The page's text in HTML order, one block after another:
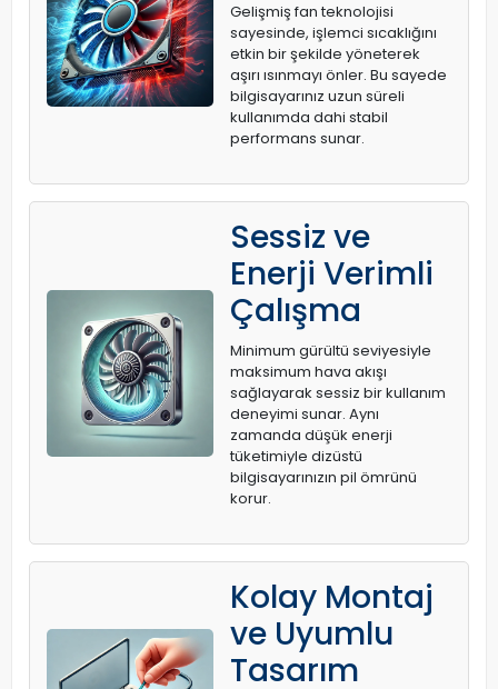
Gelişmiş fan teknolojisi
sayesinde, işlemci sıcaklığını
etkin bir şekilde yöneterek
aşırı ısınmayı önler. Bu sayede
bilgisayarınız uzun süreli
kullanımda dahi stabil
performans sunar.
Sessiz ve
Enerji Verimli
Çalışma
Minimum gürültü seviyesiyle
maksimum hava akışı
sağlayarak sessiz bir kullanım
deneyimi sunar. Aynı
zamanda düşük enerji
tüketimiyle dizüstü
bilgisayarınızın pil ömrünü
korur.
Kolay Montaj
ve Uyumlu
Tasarım